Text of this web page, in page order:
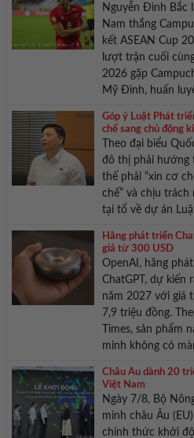
Nguyễn Đình Bắc
Nam thắng
kết ASEAN Cup
lượt trận cuối
2026 gặp
Mỹ Đình, huấn
Góp ý Luật Phát
chế sang chủ động
Theo đại biểu
đô thị phải hướng
thế phải “xin cơ
chế” và chịu trách
tại tổ về dự án
Hãng phát triển
giá từ 300 USD
OpenAI, hãng
ChatGPT, dự kiến
năm 2027 với giá
7,9 triệu đồng.
Times, sản phẩm
minh không có
Châu Âu dành 20
Việt Nam
Ngày 7/8, Bộ
minh châu Âu
chính thức khởi